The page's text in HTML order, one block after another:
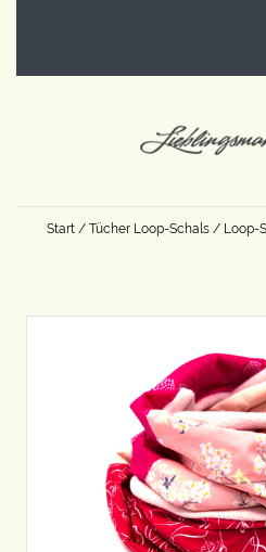
Start / Tücher Loop-Schals / Loop-